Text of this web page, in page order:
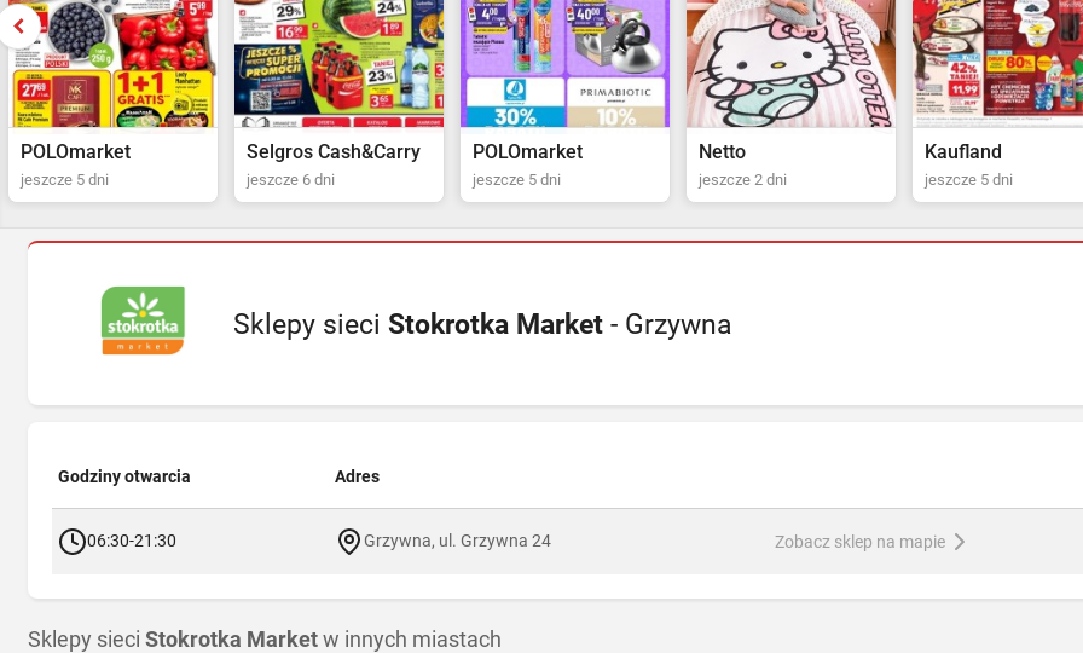
Selgros Cash&Carry
jeszcze 6 dni
POLOmarket
jeszcze 5 dni
Netto
jeszcze 2 dni
Kaufland
jeszcze 5 dni
Biedronka
jeszcze 2 dni
Sklepy sieci Stokrotka Market - Grzywna
Godziny otwarcia Adres
06:30-21:30 Grzywna, ul. Grzywna 24 Zobacz sklep na mapie
Sklepy sieci Stokrotka Market w innych miastach